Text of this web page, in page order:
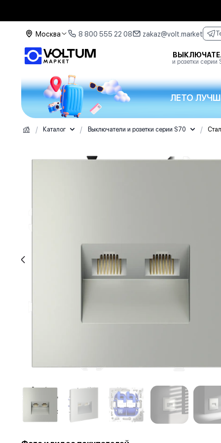
Москва 8 800 555 22 08 zakaz@volt.market
и розетки серии
ЛЕТО
/ Каталог / Выключатели и розетки серии S70 /